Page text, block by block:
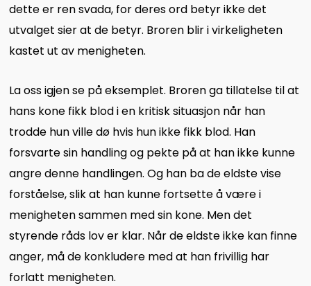
dette er ren svada, for deres ord betyr ikke det
utvalget sier at de betyr. Broren blir i virkeligheten
kastet ut av menigheten.
La oss igjen se på eksemplet. Broren ga tillatelse til at
hans kone fikk blod i en kritisk situasjon når han
trodde hun ville dø hvis hun ikke fikk blod. Han
forsvarte sin handling og pekte på at han ikke kunne
angre denne handlingen. Og han ba de eldste vise
forståelse, slik at han kunne fortsette å være i
menigheten sammen med sin kone. Men det
styrende råds lov er klar. Når de eldste ikke kan finne
anger, må de konkludere med at han frivillig har
forlatt menigheten.